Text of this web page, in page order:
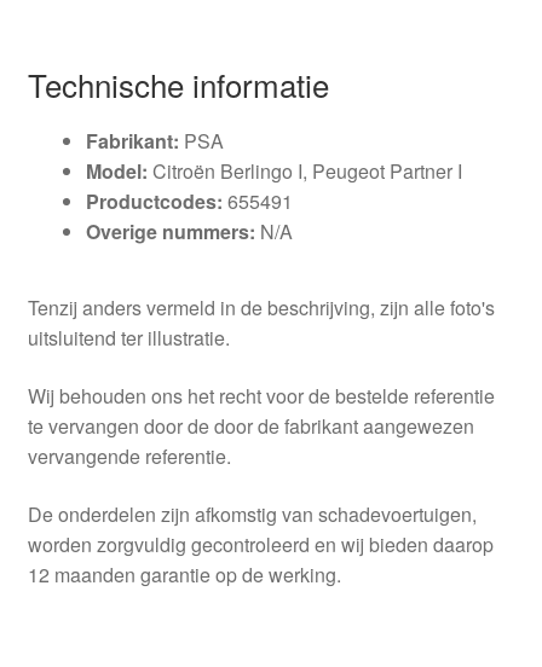
Technische informatie
Fabrikant: PSA
Model: Citroën Berlingo I, Peugeot Partner I
Productcodes: 655491
Overige nummers: N/A
Tenzij anders vermeld in de beschrijving, zijn alle foto's
uitsluitend ter illustratie.
Wij behouden ons het recht voor de bestelde referentie
te vervangen door de door de fabrikant aangewezen
vervangende referentie.
De onderdelen zijn afkomstig van schadevoertuigen,
worden zorgvuldig gecontroleerd en wij bieden daarop
12 maanden garantie op de werking.